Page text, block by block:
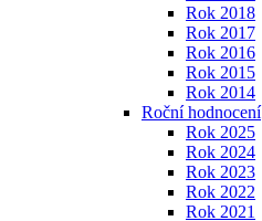
Rok 2018
Rok 2017
Rok 2016
Rok 2015
Rok 2014
Roční hodnocení
Rok 2025
Rok 2024
Rok 2023
Rok 2022
Rok 2021